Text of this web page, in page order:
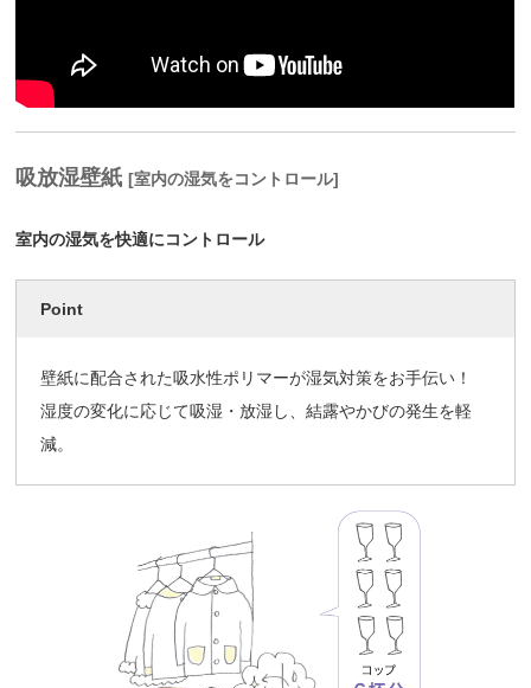
吸放湿壁紙 [室内の湿気をコントロール]
室内の湿気を快適にコントロール
Point
壁紙に配合された吸水性ポリマーが湿気対策をお手伝い！
湿度の変化に応じて吸湿・放湿し、結露やかびの発生を軽
減。